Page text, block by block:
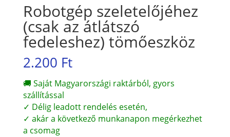
Robotgép szeletelőjéhez
(csak az átlátszó
fedeleshez) tömőeszköz
2.200 Ft
🚚 Saját Magyarországi raktárból, gyors
szállítással
✓ Délig leadott rendelés esetén,
✓ akár a következő munkanapon megérkezhet
a csomag